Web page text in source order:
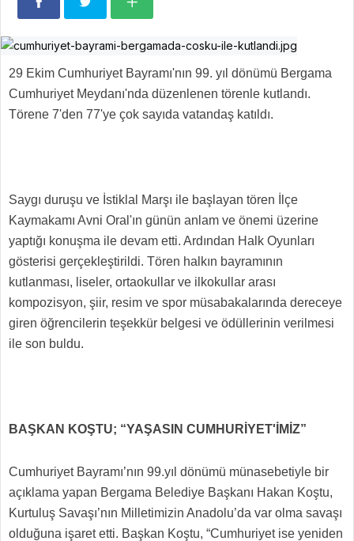
29 Ekim Cumhuriyet Bayramı'nın 99. yıl dönümü Bergama
Cumhuriyet Meydanı'nda düzenlenen törenle kutlandı.
Törene 7'den 77'ye çok sayıda vatandaş katıldı.
Saygı duruşu ve İstiklal Marşı ile başlayan tören İlçe
Kaymakamı Avni Oral'ın günün anlam ve önemi üzerine
yaptığı konuşma ile devam etti. Ardından Halk Oyunları
gösterisi gerçekleştirildi. Tören halkın bayramının
kutlanması, liseler, ortaokullar ve ilkokullar arası
kompozisyon, şiir, resim ve spor müsabakalarında dereceye
giren öğrencilerin teşekkür belgesi ve ödüllerinin verilmesi
ile son buldu.
BAŞKAN KOŞTU; “YAŞASIN CUMHURİYET'İMİZ”
Cumhuriyet Bayramı’nın 99.yıl dönümü münasebetiyle bir
açıklama yapan Bergama Belediye Başkanı Hakan Koştu,
Kurtuluş Savaşı’nın Milletimizin Anadolu’da var olma savaşı
olduğuna işaret etti. Başkan Koştu, “Cumhuriyet ise yeniden